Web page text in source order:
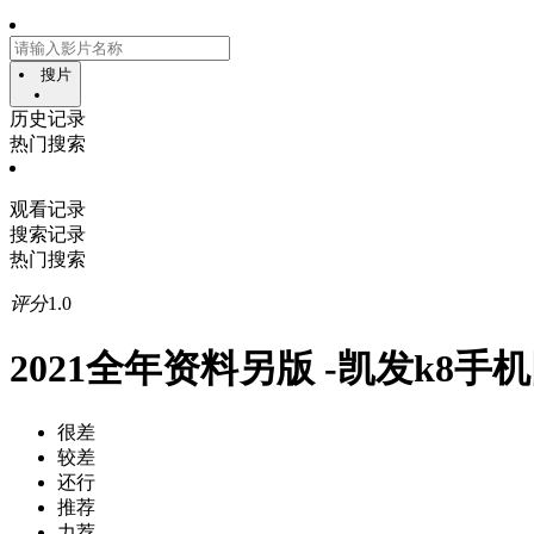
搜片
历史记录
热门搜索
观看记录
搜索记录
热门搜索
评分1.0
2021全年资料另版 -凯发k8手
很差
较差
还行
推荐